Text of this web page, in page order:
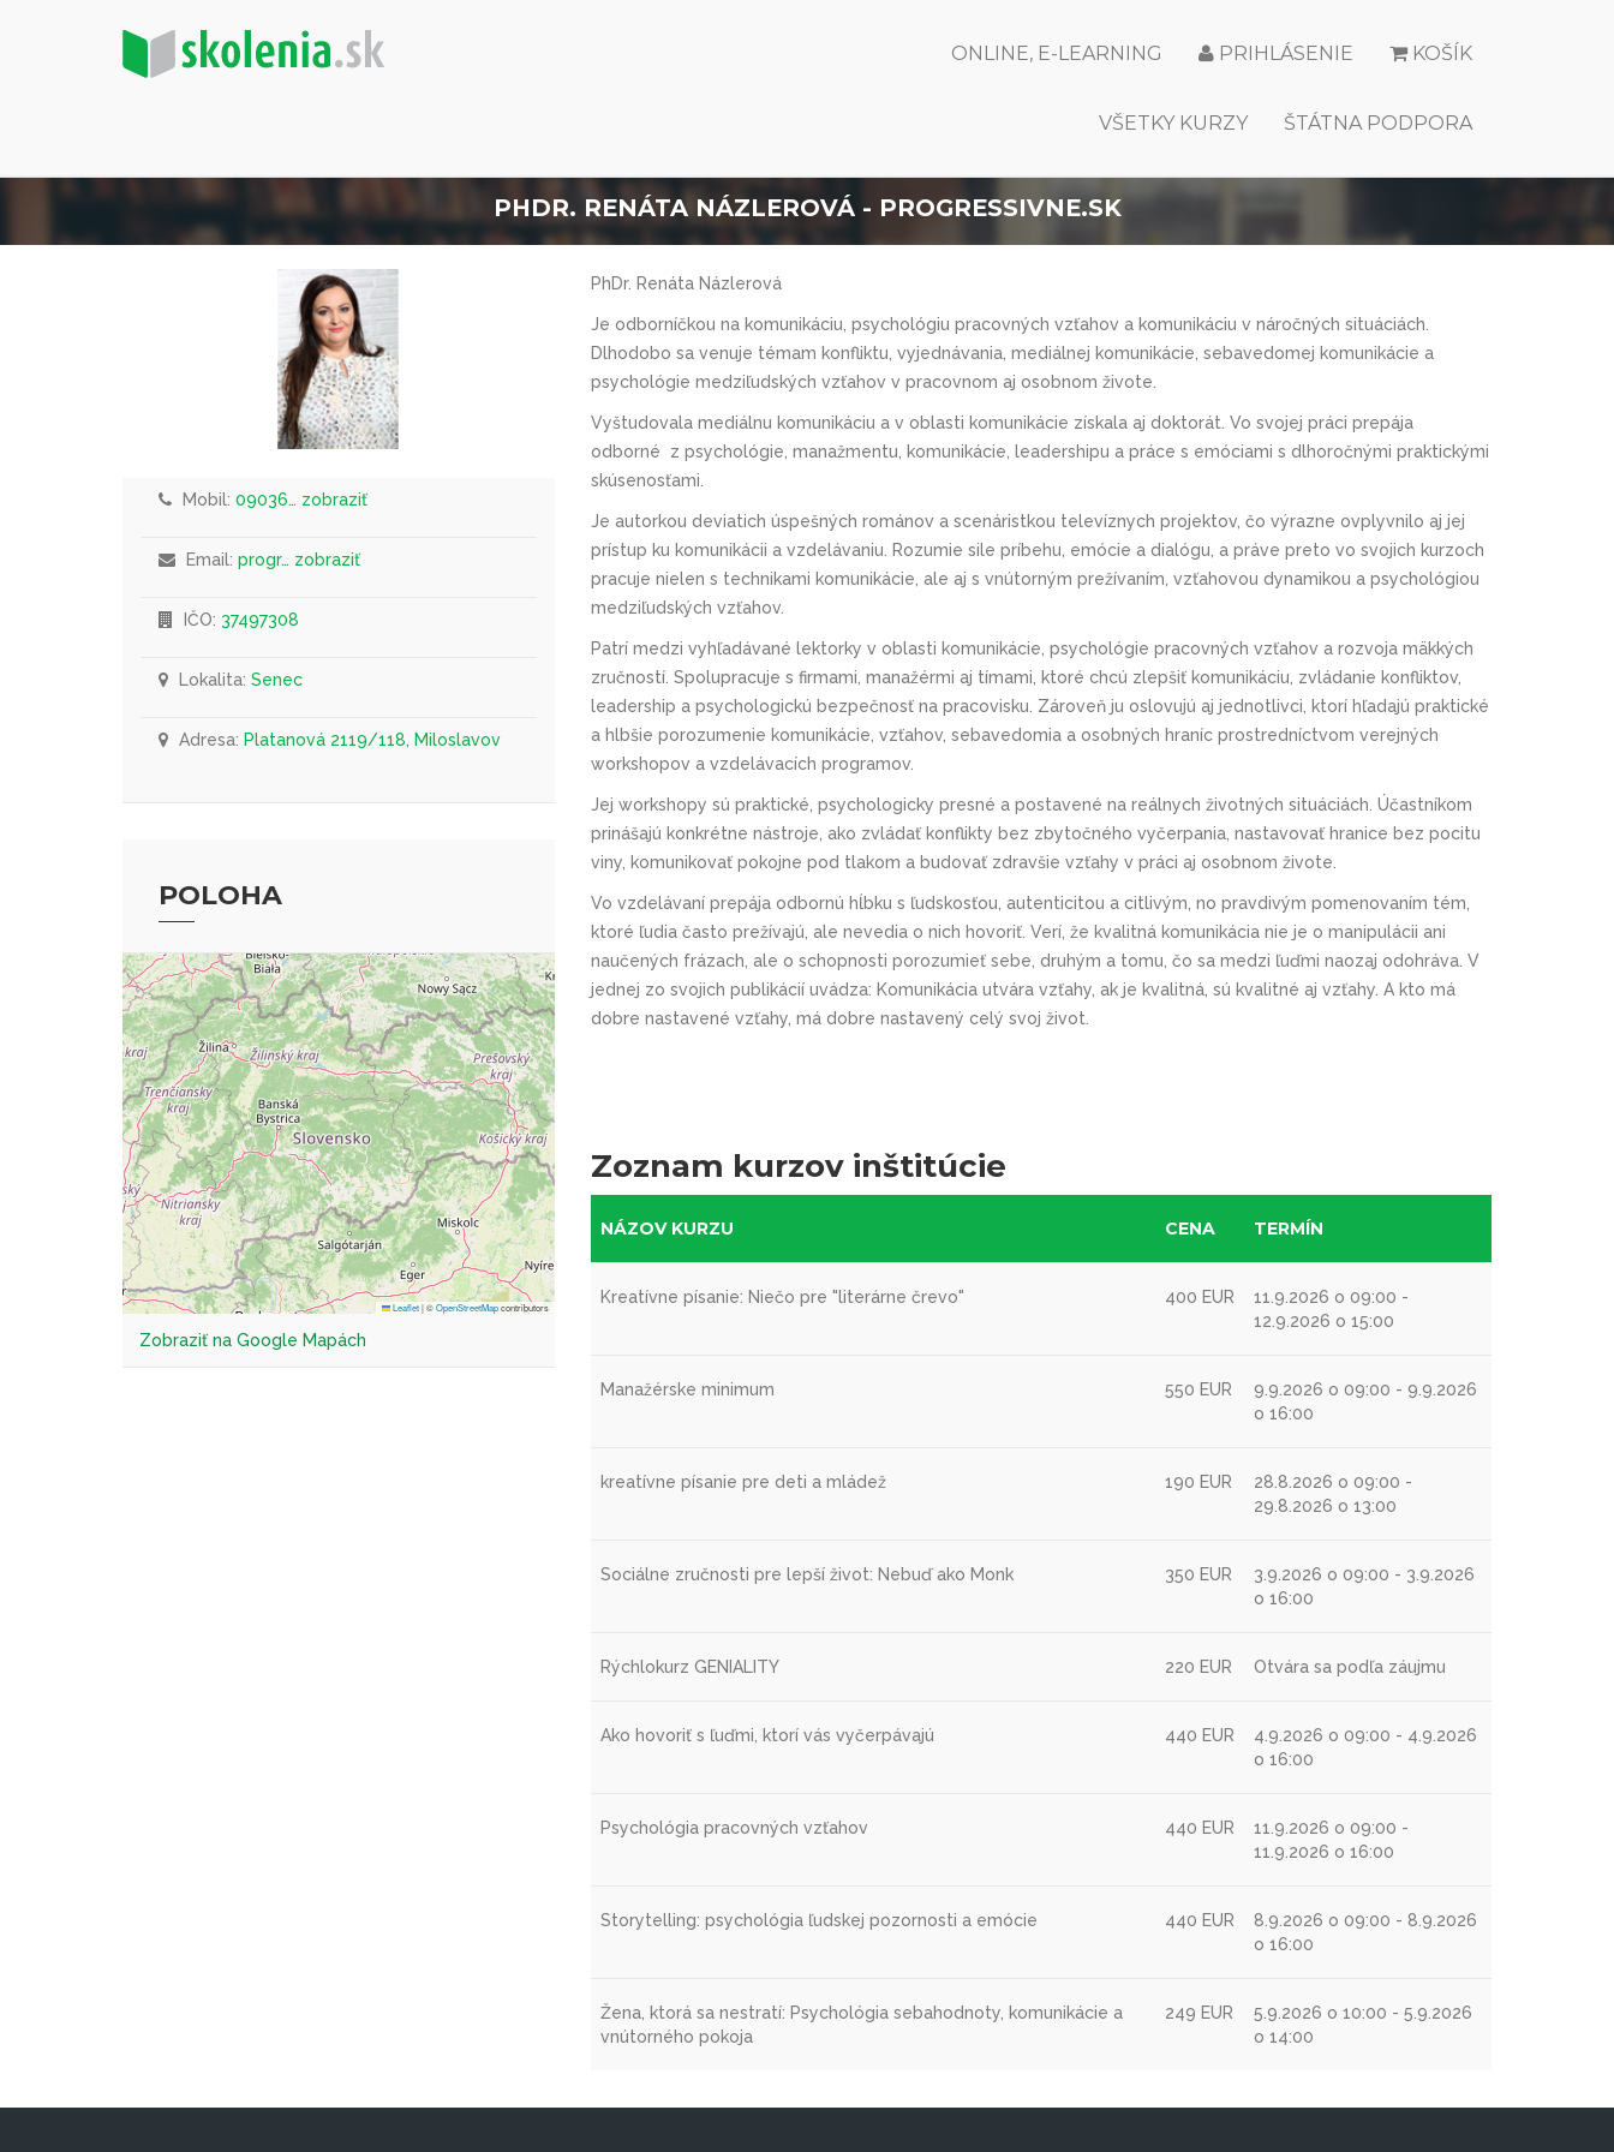
KOŠÍK
PRIHLÁSENIE
ONLINE, E-LEARNING
ŠTÁTNA PODPORA
VŠETKY KURZY
PHDR. RENÁTA NÁZLEROVÁ - PROGRESSIVNE.SK
PhDr. Renáta Názlerová
Je odborníčkou na komunikáciu, psychológiu pracovných vzťahov a komunikáciu v náročných situáciách.
Dlhodobo sa venuje témam konfliktu, vyjednávania, mediálnej komunikácie, sebavedomej komunikácie a
psychológie medziľudských vzťahov v pracovnom aj osobnom živote.
Vyštudovala mediálnu komunikáciu a v oblasti komunikácie získala aj doktorát. Vo svojej práci prepája
odborné z psychológie, manažmentu, komunikácie, leadershipu a práce s emóciami s dlhoročnými praktickými
skúsenosťami.
Je autorkou deviatich úspešných románov a scenáristkou televíznych projektov, čo výrazne ovplyvnilo aj jej
prístup ku komunikácii a vzdelávaniu. Rozumie sile príbehu, emócie a dialógu, a práve preto vo svojich kurzoch
pracuje nielen s technikami komunikácie, ale aj s vnútorným prežívaním, vzťahovou dynamikou a psychológiou
medziľudských vzťahov.
Patrí medzi vyhľadávané lektorky v oblasti komunikácie, psychológie pracovných vzťahov a rozvoja mäkkých
zručností. Spolupracuje s firmami, manažérmi aj tímami, ktoré chcú zlepšiť komunikáciu, zvládanie konfliktov,
leadership a psychologickú bezpečnosť na pracovisku. Zároveň ju oslovujú aj jednotlivci, ktorí hľadajú praktické
a hlbšie porozumenie komunikácie, vzťahov, sebavedomia a osobných hraníc prostredníctvom verejných
workshopov a vzdelávacích programov.
Jej workshopy sú praktické, psychologicky presné a postavené na reálnych životných situáciách. Účastníkom
prinášajú konkrétne nástroje, ako zvládať konflikty bez zbytočného vyčerpania, nastavovať hranice bez pocitu
viny, komunikovať pokojne pod tlakom a budovať zdravšie vzťahy v práci aj osobnom živote.
Vo vzdelávaní prepája odbornú hĺbku s ľudskosťou, autenticitou a citlivým, no pravdivým pomenovaním tém,
ktoré ľudia často prežívajú, ale nevedia o nich hovoriť. Verí, že kvalitná komunikácia nie je o manipulácii ani
naučených frázach, ale o schopnosti porozumieť sebe, druhým a tomu, čo sa medzi ľuďmi naozaj odohráva. V
jednej zo svojich publikácií uvádza: Komunikácia utvára vzťahy, ak je kvalitná, sú kvalitné aj vzťahy. A kto má
dobre nastavené vzťahy, má dobre nastavený celý svoj život.
Zoznam kurzov inštitúcie
NÁZOV KURZU CENA TERMÍN
Kreatívne písanie: Niečo pre "literárne črevo" 400 EUR
11.9.2026 o 09:00 -
12.9.2026 o 15:00
Manažérske minimum 550 EUR
9.9.2026 o 09:00 - 9.9.2026
o 16:00
kreatívne písanie pre deti a mládež 190 EUR
28.8.2026 o 09:00 -
29.8.2026 o 13:00
Sociálne zručnosti pre lepší život: Nebuď ako Monk 350 EUR
3.9.2026 o 09:00 - 3.9.2026
o 16:00
Rýchlokurz GENIALITY 220 EUR Otvára sa podľa záujmu
Ako hovoriť s ľuďmi, ktorí vás vyčerpávajú 440 EUR
4.9.2026 o 09:00 - 4.9.2026
o 16:00
Psychológia pracovných vzťahov 440 EUR
11.9.2026 o 09:00 -
11.9.2026 o 16:00
Storytelling: psychológia ľudskej pozornosti a emócie 440 EUR
8.9.2026 o 09:00 - 8.9.2026
o 16:00
Žena, ktorá sa nestratí: Psychológia sebahodnoty, komunikácie a
vnútorného pokoja
249 EUR
5.9.2026 o 10:00 - 5.9.2026
o 14:00
Mobil: 09036… zobraziť
Email: progr… zobraziť
IČO: 37497308
Lokalita: Senec
Adresa: Platanová 2119/118, Miloslavov
POLOHA
Leaflet|©OpenStreetMapcontributors
Zobraziť na Google Mapách